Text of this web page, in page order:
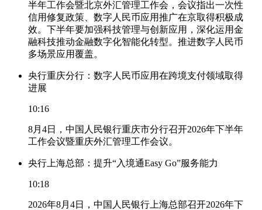
半年工作会暨北京外汇管理工作会，会议指出一次性
信用修复政策、数字人民币应用推广在京取得积极成
效。下半年要加强科技管理与创新应用，深化运用金
融科技推动金融数字化智能化转型。推进数字人民币
多场景应用覆盖。
央行重庆分行：数字人民币应用在跨境支付领域取得
进展
10:16
8月4日，中国人民银行重庆市分行召开2026年下半年
工作会议暨重庆外汇管理工作会议。
央行上海总部：提升“入境通Easy Go”服务能力
10:18
2026年8月4日，中国人民银行上海总部召开2026年下